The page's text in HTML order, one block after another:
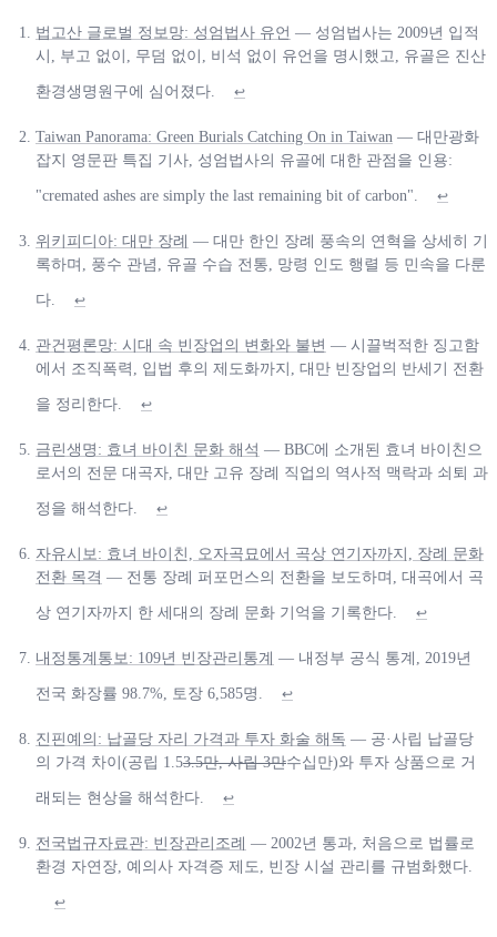
법고산 글로벌 정보망: 성엄법사 유언 — 성엄법사는 2009년 입적
시, 부고 없이, 무덤 없이, 비석 없이 유언을 명시했고, 유골은 진산
환경생명원구에 심어졌다. ↩
Taiwan Panorama: Green Burials Catching On in Taiwan — 대만광화
잡지 영문판 특집 기사, 성엄법사의 유골에 대한 관점을 인용:
"cremated ashes are simply the last remaining bit of carbon". ↩
위키피디아: 대만 장례 — 대만 한인 장례 풍속의 연혁을 상세히 기
록하며, 풍수 관념, 유골 수습 전통, 망령 인도 행렬 등 민속을 다룬
다. ↩
관건평론망: 시대 속 빈장업의 변화와 불변 — 시끌벅적한 징고함
에서 조직폭력, 입법 후의 제도화까지, 대만 빈장업의 반세기 전환
을 정리한다. ↩
금린생명: 효녀 바이친 문화 해석 — BBC에 소개된 효녀 바이친으
로서의 전문 대곡자, 대만 고유 장례 직업의 역사적 맥락과 쇠퇴 과
정을 해석한다. ↩
자유시보: 효녀 바이친, 오자곡묘에서 곡상 연기자까지, 장례 문화
전환 목격 — 전통 장례 퍼포먼스의 전환을 보도하며, 대곡에서 곡
상 연기자까지 한 세대의 장례 문화 기억을 기록한다. ↩
내정통계통보: 109년 빈장관리통계 — 내정부 공식 통계, 2019년
전국 화장률 98.7%, 토장 6,585명. ↩
진핀예의: 납골당 자리 가격과 투자 화술 해독 — 공·사립 납골당
의 가격 차이(공립 1.53.5만, 사립 3만수십만)와 투자 상품으로 거
래되는 현상을 해석한다. ↩
전국법규자료관: 빈장관리조례 — 2002년 통과, 처음으로 법률로
환경 자연장, 예의사 자격증 제도, 빈장 시설 관리를 규범화했다.
↩